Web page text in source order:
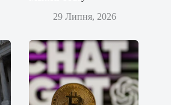
29 Липня, 2026